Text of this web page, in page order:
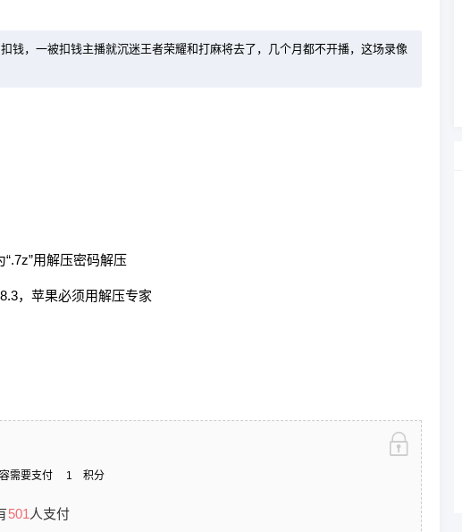
钱，一被扣钱主播就沉迷王者荣耀和打麻将去了，几个月都不开播，这场录像
用解压密码解压
，苹果必须用解压专家
需要支付 1 积分
501 人支付
助眠啦
2 5 10
20 元
付费内容